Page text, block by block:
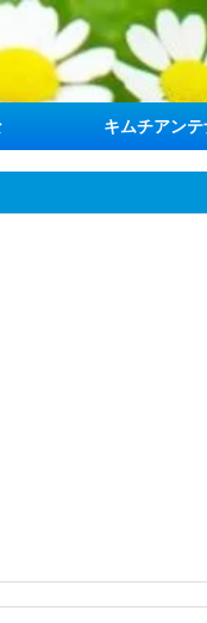
キムチアンテ